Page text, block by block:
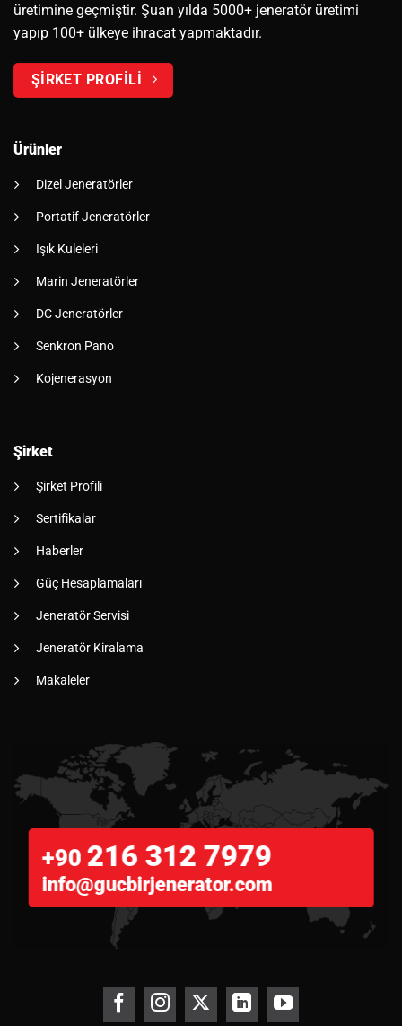
üretimine geçmiştir. Şuan yılda 5000+ jeneratör üretimi
yapıp 100+ ülkeye ihracat yapmaktadır.
ŞİRKET PROFİLİ
Ürünler
Dizel Jeneratörler
Portatif Jeneratörler
Işık Kuleleri
Marin Jeneratörler
DC Jeneratörler
Senkron Pano
Kojenerasyon
Şirket
Şirket Profili
Sertifikalar
Haberler
Güç Hesaplamaları
Jeneratör Servisi
Jeneratör Kiralama
Makaleler
+90 216 312 7979
info@gucbirjenerator.com